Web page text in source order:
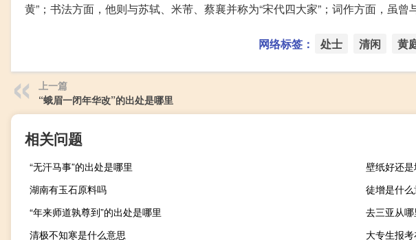
黄”；书法方面，他则与苏轼、米芾、蔡襄并称为“宋代四大家”；词作方面，虽曾
网络标签： 处士 清闲 黄
上一篇
“蛾眉一闭年华改”的出处是哪里
相关问题
“无汗马事”的出处是哪里
壁纸好还
湖南有玉石原料吗
徒增是什么
“年来师道孰尊到”的出处是哪里
去三亚从
清极不知寒是什么意思
大专生报